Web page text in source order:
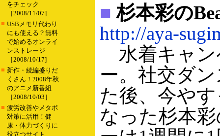
をチェック
［2008/11/07]
■ USBメモリ代わり
にも使える？無料
で始めるオンライ
ンストレージ
［2008/10/17]
■ 新作・続編盛りだ
くさん！2008年秋
のアニメ新番組
［2008/10/03］
■ 疲労改善やメタボ
対策に活用！健
康・体力づくりに
役立つサイト
■杉本彩の
http://aya-
水着キャン
ー。社交ダ
た後、今や
なった杉本